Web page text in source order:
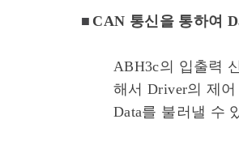
■ CAN 통신을 통하여
ABH3c의 입출력
해서 Driver의 제
Data를 불러낼 수